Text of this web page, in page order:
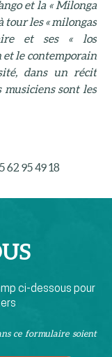
et la « Milonga
tour les « milongas
et ses « los
et le contemporain
dans un récit
sont les
95 49 18
ci-dessous pour
ce formulaire soient